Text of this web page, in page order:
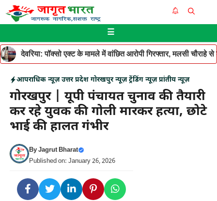
Skip
to
☰
देवरिया: पॉक्सो एक्ट के मामले में वांछित आरोपी गिरफ्तार, मलसी चौराहे
आपराधिक न्यूज़ उत्तर प्रदेश गोरखपुर न्यूज़ ट्रेंडिंग न्यूज़ प्रांतीय न्यूज़
गोरखपुर | यूपी पंचायत चुनाव की तैयारी
कर रहे युवक की गोली मारकर हत्या, छोटे
भाई की हालत गंभीर
ByJagrut Bharat
Published on: January 26, 2026